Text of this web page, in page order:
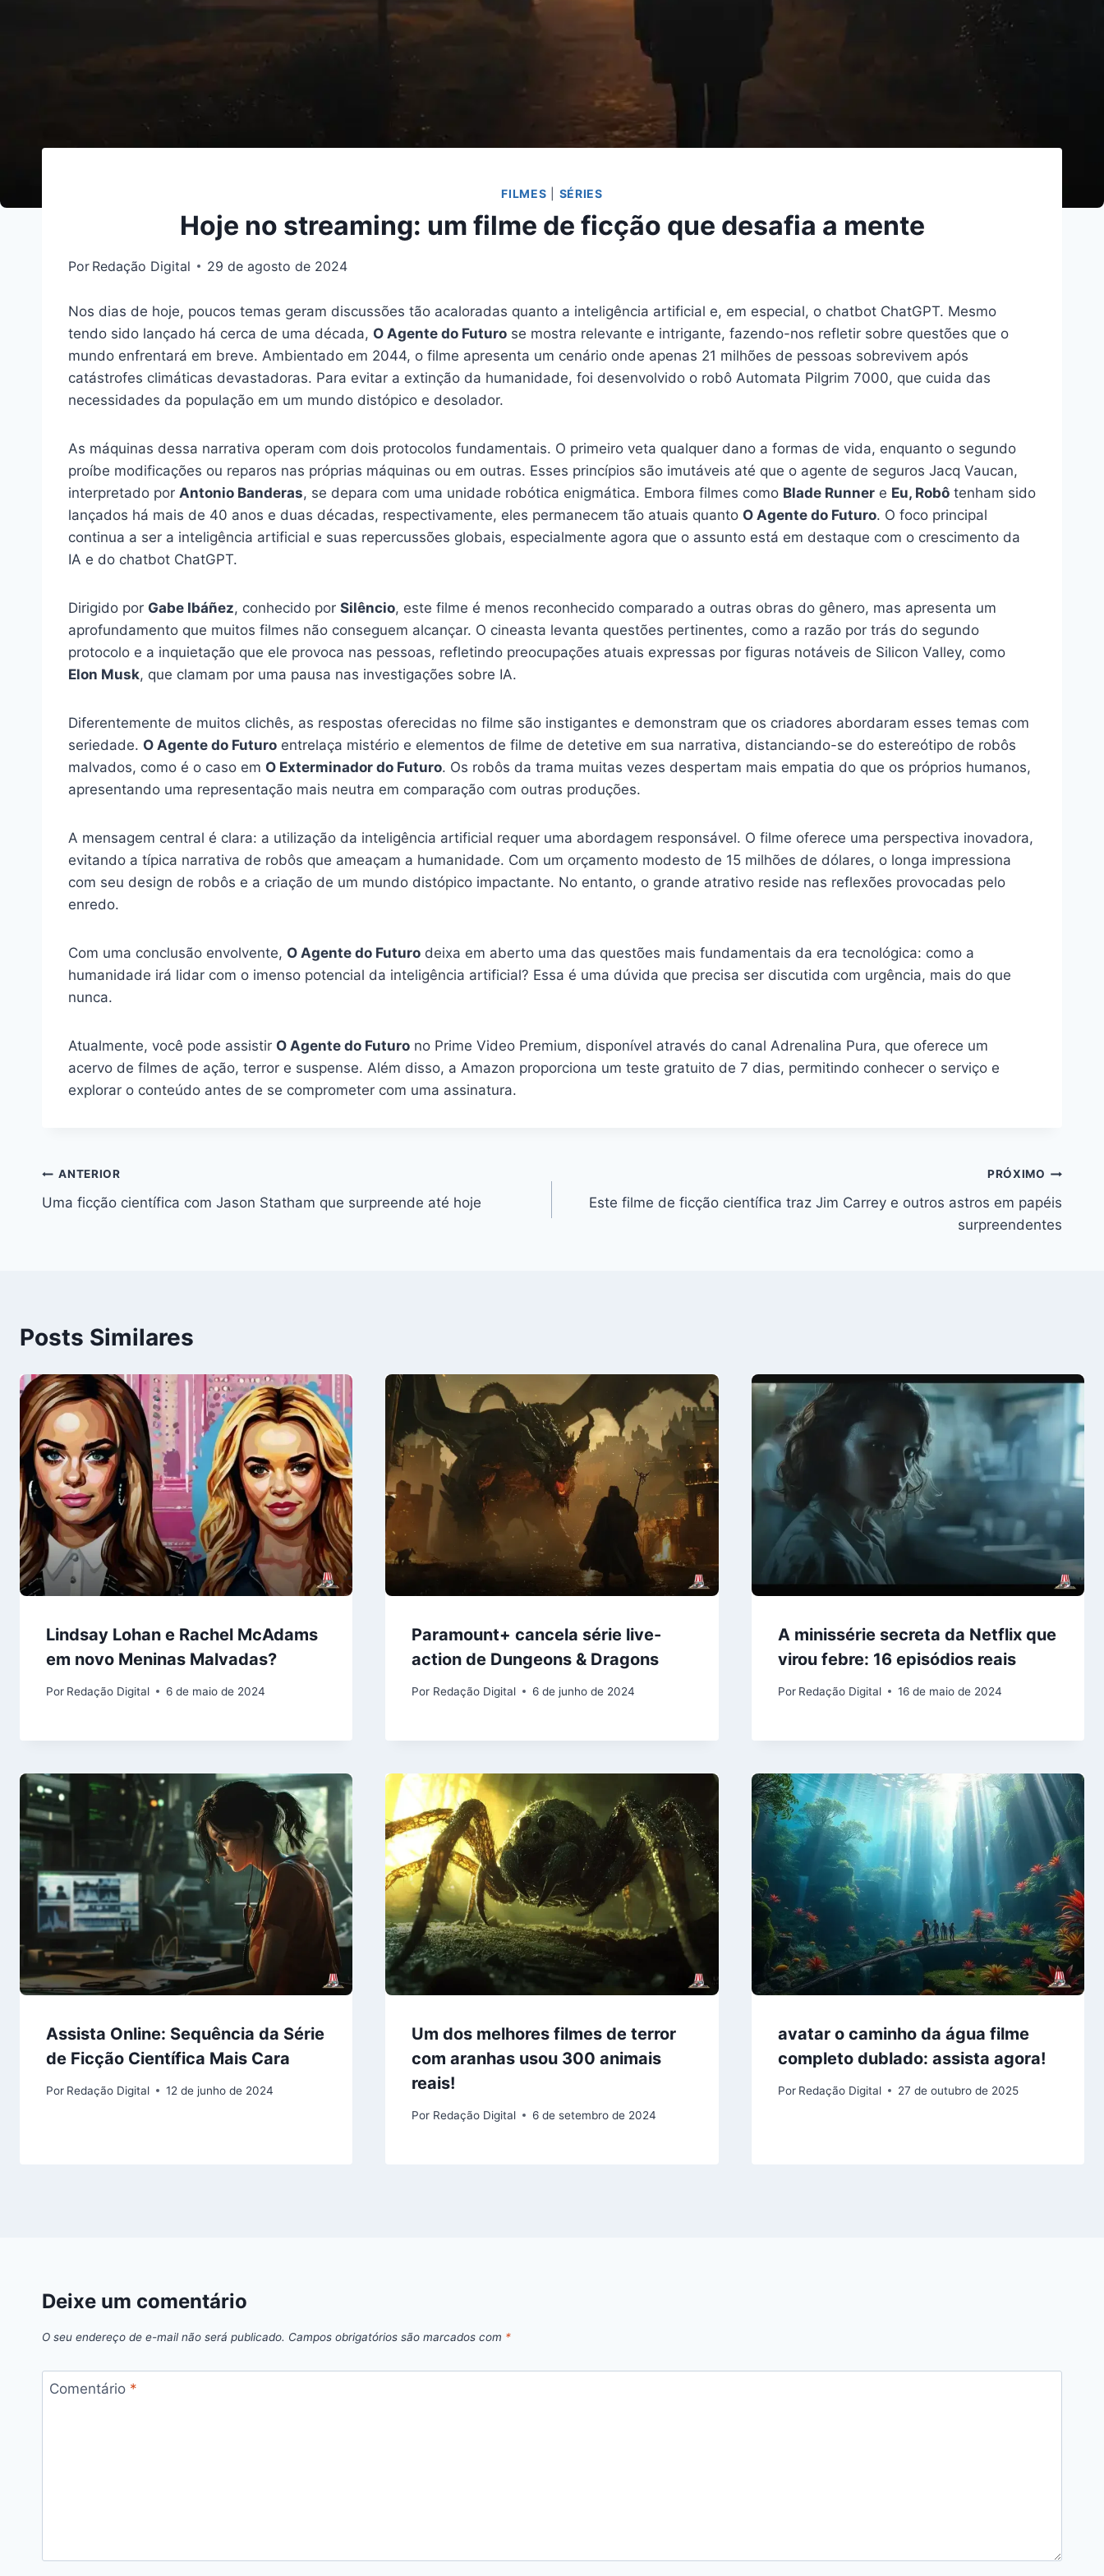
FILMES SÉRIES
Hoje no streaming: um filme de ficção que desafia a mente
Por Redação Digital 29 de agosto de 2024
Nos dias de hoje, poucos temas geram discussões tão acaloradas quanto a inteligência artificial e, em especial, o chatbot ChatGPT. Mesmo
tendo sido lançado há cerca de uma década, O Agente do Futuro se mostra relevante e intrigante, fazendo-nos refletir sobre questões que o
mundo enfrentará em breve. Ambientado em 2044, o filme apresenta um cenário onde apenas 21 milhões de pessoas sobrevivem após
catástrofes climáticas devastadoras. Para evitar a extinção da humanidade, foi desenvolvido o robô Automata Pilgrim 7000, que cuida das
necessidades da população em um mundo distópico e desolador.
As máquinas dessa narrativa operam com dois protocolos fundamentais. O primeiro veta qualquer dano a formas de vida, enquanto o segundo
proíbe modificações ou reparos nas próprias máquinas ou em outras. Esses princípios são imutáveis até que o agente de seguros Jacq Vaucan,
interpretado por Antonio Banderas, se depara com uma unidade robótica enigmática. Embora filmes como Blade Runner e Eu, Robô tenham sido
lançados há mais de 40 anos e duas décadas, respectivamente, eles permanecem tão atuais quanto O Agente do Futuro. O foco principal
continua a ser a inteligência artificial e suas repercussões globais, especialmente agora que o assunto está em destaque com o crescimento da
IA e do chatbot ChatGPT.
Dirigido por Gabe Ibáñez, conhecido por Silêncio, este filme é menos reconhecido comparado a outras obras do gênero, mas apresenta um
aprofundamento que muitos filmes não conseguem alcançar. O cineasta levanta questões pertinentes, como a razão por trás do segundo
protocolo e a inquietação que ele provoca nas pessoas, refletindo preocupações atuais expressas por figuras notáveis de Silicon Valley, como
Elon Musk, que clamam por uma pausa nas investigações sobre IA.
Diferentemente de muitos clichês, as respostas oferecidas no filme são instigantes e demonstram que os criadores abordaram esses temas com
seriedade. O Agente do Futuro entrelaça mistério e elementos de filme de detetive em sua narrativa, distanciando-se do estereótipo de robôs
malvados, como é o caso em O Exterminador do Futuro. Os robôs da trama muitas vezes despertam mais empatia do que os próprios humanos,
apresentando uma representação mais neutra em comparação com outras produções.
A mensagem central é clara: a utilização da inteligência artificial requer uma abordagem responsável. O filme oferece uma perspectiva inovadora,
evitando a típica narrativa de robôs que ameaçam a humanidade. Com um orçamento modesto de 15 milhões de dólares, o longa impressiona
com seu design de robôs e a criação de um mundo distópico impactante. No entanto, o grande atrativo reside nas reflexões provocadas pelo
enredo.
Com uma conclusão envolvente, O Agente do Futuro deixa em aberto uma das questões mais fundamentais da era tecnológica: como a
humanidade irá lidar com o imenso potencial da inteligência artificial? Essa é uma dúvida que precisa ser discutida com urgência, mais do que
nunca.
Atualmente, você pode assistir O Agente do Futuro no Prime Video Premium, disponível através do canal Adrenalina Pura, que oferece um
acervo de filmes de ação, terror e suspense. Além disso, a Amazon proporciona um teste gratuito de 7 dias, permitindo conhecer o serviço e
explorar o conteúdo antes de se comprometer com uma assinatura.
Navegação
de
ANTERIOR
Uma ficção científica com Jason Statham que surpreende até hoje
PRÓXIMO
Este filme de ficção científica traz Jim Carrey e outros astros em papéis
surpreendentes
Posts Similares
Lindsay Lohan e Rachel McAdams
em novo Meninas Malvadas?
Por Redação Digital 6 de maio de 2024
Paramount+ cancela série live-
action de Dungeons & Dragons
Por Redação Digital 6 de junho de 2024
A minissérie secreta da Netflix que
virou febre: 16 episódios reais
Por Redação Digital 16 de maio de 2024
Assista Online: Sequência da Série
de Ficção Científica Mais Cara
Por Redação Digital 12 de junho de 2024
Um dos melhores filmes de terror
com aranhas usou 300 animais
reais!
Por Redação Digital 6 de setembro de 2024
avatar o caminho da água filme
completo dublado: assista agora!
Por Redação Digital 27 de outubro de 2025
Deixe um comentário
O seu endereço de e-mail não será publicado. Campos obrigatórios são marcados com *
Comentário *